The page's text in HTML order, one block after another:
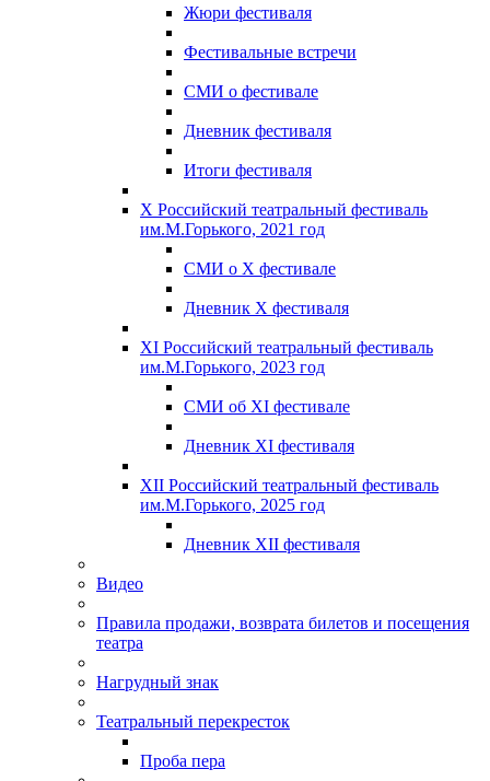
Жюри фестиваля
Фестивальные встречи
СМИ о фестивале
Дневник фестиваля
Итоги фестиваля
X Российский театральный фестиваль
им.М.Горького, 2021 год
СМИ о X фестивале
Дневник X фестиваля
XI Российский театральный фестиваль
им.М.Горького, 2023 год
СМИ об XI фестивале
Дневник XI фестиваля
XII Российский театральный фестиваль
им.М.Горького, 2025 год
Дневник XII фестиваля
Видео
Правила продажи, возврата билетов и посещения
театра
Нагрудный знак
Театральный перекресток
Проба пера